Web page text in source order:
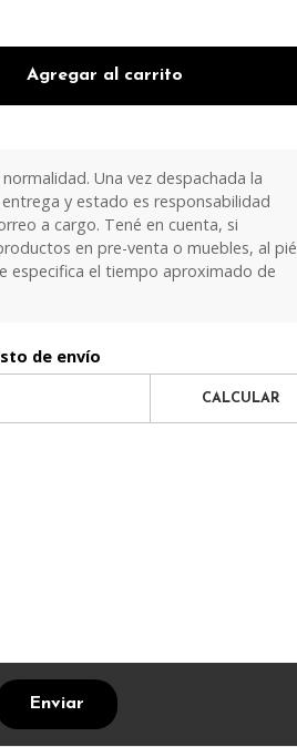
Agregar al carrito
normalidad. Una vez despachada la
y estado es responsabilidad
a cargo. Tené en cuenta, si
en pre-venta o muebles, al pié
especifica el tiempo aproximado de
de envío
CALCULAR
Enviar